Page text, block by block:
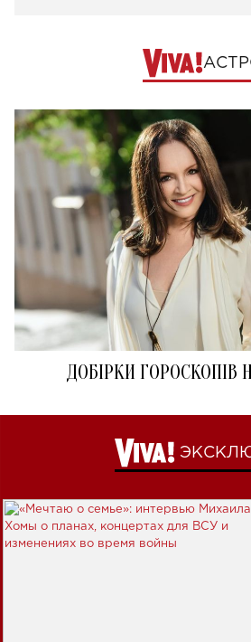
ДОБІРКИ ГОРОСКОПІВ